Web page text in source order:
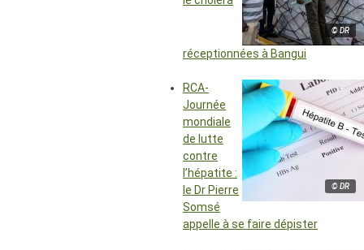
© DR
réceptionnées à Bangui
© DR
RCA-
Journée
mondiale
de lutte
contre
l’hépatite :
le Dr Pierre
Somsé
appelle à se faire dépister